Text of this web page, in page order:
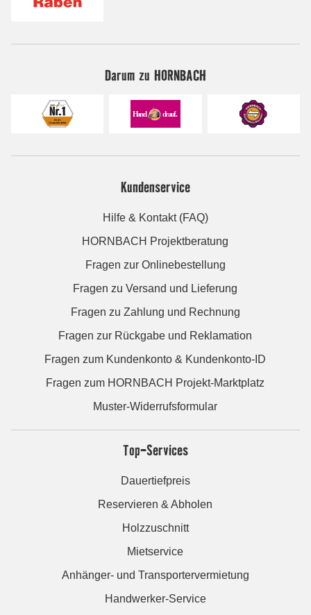
Darum zu HORNBACH
Kundenservice
Hilfe & Kontakt (FAQ)
HORNBACH Projektberatung
Fragen zur Onlinebestellung
Fragen zu Versand und Lieferung
Fragen zu Zahlung und Rechnung
Fragen zur Rückgabe und Reklamation
Fragen zum Kundenkonto & Kundenkonto-ID
Fragen zum HORNBACH Projekt-Marktplatz
Muster-Widerrufsformular
Top-Services
Dauertiefpreis
Reservieren & Abholen
Holzzuschnitt
Mietservice
Anhänger- und Transportervermietung
Handwerker-Service